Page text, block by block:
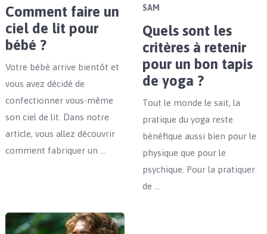
Comment faire un
ciel de lit pour
bébé ?
Votre bébé arrive bientôt et
vous avez décidé de
confectionner vous-même
son ciel de lit. Dans notre
article, vous allez découvrir
comment fabriquer un …
SAM
Quels sont les
critères à retenir
pour un bon tapis
de yoga ?
Tout le monde le sait, la
pratique du yoga reste
bénéfique aussi bien pour le
physique que pour le
psychique. Pour la pratiquer
de …